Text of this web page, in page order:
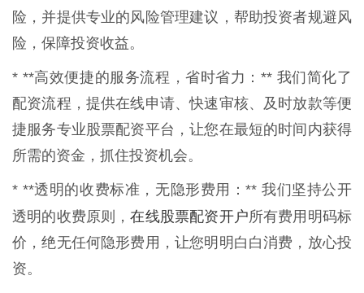
险，并提供专业的风险管理建议，帮助投资者规避风
险，保障投资收益。
* **高效便捷的服务流程，省时省力：** 我们简化了
配资流程，提供在线申请、快速审核、及时放款等便
捷服务专业股票配资平台，让您在最短的时间内获得
所需的资金，抓住投资机会。
* **透明的收费标准，无隐形费用：** 我们坚持公开
透明的收费原则，在线股票配资开户所有费用明码标
价，绝无任何隐形费用，让您明明白白消费，放心投
资。